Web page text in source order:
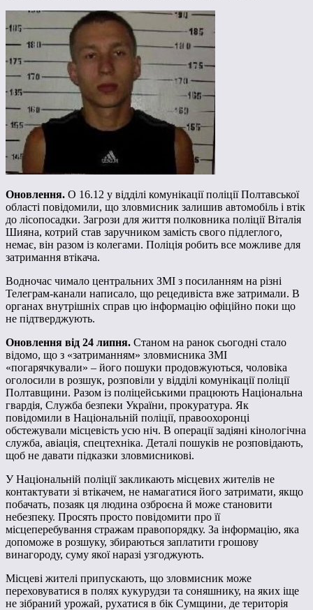
Оновлення. О 16.12 у відділі комунікації поліції Полтавської
області повідомили, що зловмисник залишив автомобіль і втік
до лісопосадки. Загрози для життя полковника поліції Віталія
Шияна, котрий став заручником замість свого підлеглого,
немає, він разом із колегами. Поліція робить все можливе для
затримання втікача.
Водночас чимало центральних ЗМІ з посиланням на різні
Телеграм-канали написало, що рецедивіста вже затримали. В
органах внутрішніх справ цю інформацію офіційно поки що
не підтверджують.
Оновлення від 24 липня. Станом на ранок сьогодні стало
відомо, що з «затриманням» зловмисника ЗМІ
«погарячкували» – його пошуки продовжуються, чоловіка
оголосили в розшук, розповіли у відділі комунікації поліції
Полтавщини. Разом із поліцейськими працюють Національна
гвардія, Служба безпеки України, прокуратура. Як
повідомили в Національній поліції, правоохоронці
обстежували місцевість усю ніч. В операції задіяні кінологічна
служба, авіація, спецтехніка. Деталі пошуків не розповідають,
щоб не давати підказки зловмисникові.
У Національній поліції закликають місцевих жителів не
контактувати зі втікачем, не намагатися його затримати, якщо
побачать, позаяк ця людина озброєна й може становити
небезпеку. Просять просто повідомити про її
місцеперебування стражам правопорядку. За інформацію, яка
допоможе в розшуку, збираються заплатити грошову
винагороду, суму якої наразі узгоджують.
Місцеві жителі припускають, що зловмисник може
переховуватися в полях кукурудзи та соняшнику, на яких іще
не зібраний урожай, рухатися в бік Сумщини, де територія